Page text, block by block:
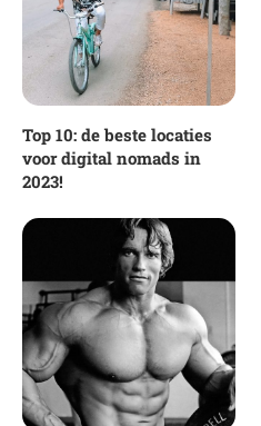
Top 10: de beste locaties
voor digital nomads in
2023!